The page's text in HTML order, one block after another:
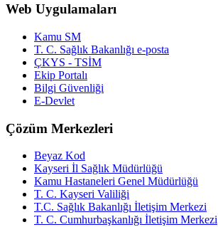
Web Uygulamaları
Kamu SM
T. C. Sağlık Bakanlığı e-posta
ÇKYS - TSİM
Ekip Portalı
Bilgi Güvenliği
E-Devlet
Çözüm Merkezleri
Beyaz Kod
Kayseri İl Sağlık Müdürlüğü
Kamu Hastaneleri Genel Müdürlüğü
T. C. Kayseri Valiliği
T.C. Sağlık Bakanlığı İletişim Merkezi
T. C. Cumhurbaşkanlığı İletişim Merkezi